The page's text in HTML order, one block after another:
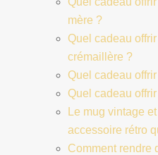
mère ?
Quel cadeau
crémaillère ?
Quel cadeau
Quel cadeau
Le mug vintage
accessoire rétro
Comment rendre